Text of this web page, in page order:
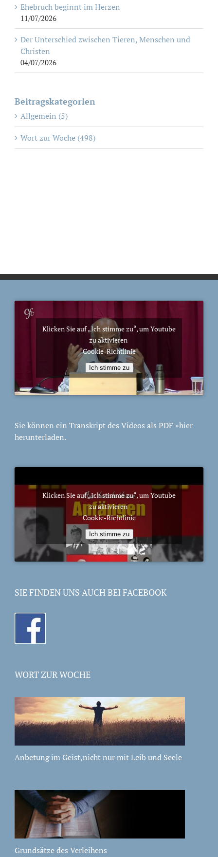
Ehebruch beginnt im Herzen
11/07/2026
Der Unterschied zwischen Tieren, Menschen und
Christen
04/07/2026
Beitragskategorien
Allgemein (5)
Wort zur Woche (498)
Klicken Sie auf „Ich stimme zu“, um Youtube
zu aktivieren
Cookie-Richtlinie
Ich stimme zu
Sie können ein Transkript des Videos als PDF »hier
herunterladen.
Klicken Sie auf „Ich stimme zu“, um Youtube
zu aktivieren
Cookie-Richtlinie
Ich stimme zu
SIE FINDEN UNS AUCH BEI FACEBOOK
WORT ZUR WOCHE
Anbetung im Geist,nicht nur mit Leib und Seele
Grundsätze des Verleihens